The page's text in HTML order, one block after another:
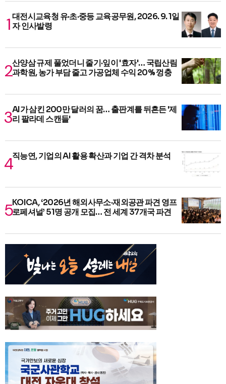
대전시교육청 유·초·중등 교육공무원, 2026. 9. 1일
자 인사발령
산양삼 규제 풀었더니 줄기·잎이 '효자'… 국립산림
과학원, 농가 부담 줄고 가공업체 수익 20% 껑충
AI가 삼킨 200만 달러의 꿈… 출판계를 뒤흔든 '제
리 팔라데 스캔들'
직능연, 기업의 AI 활용 확산과 기업 간 격차 분석
KOICA, ‘2026년 해외사무소·재외공관 파견 영프
로페셔널’ 51명 공개 모집… 전 세계 37개국 파견